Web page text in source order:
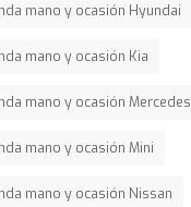
mano y ocasión Hyundai
mano y ocasión Kia
mano y ocasión Mercedes
mano y ocasión Mini
mano y ocasión Nissan